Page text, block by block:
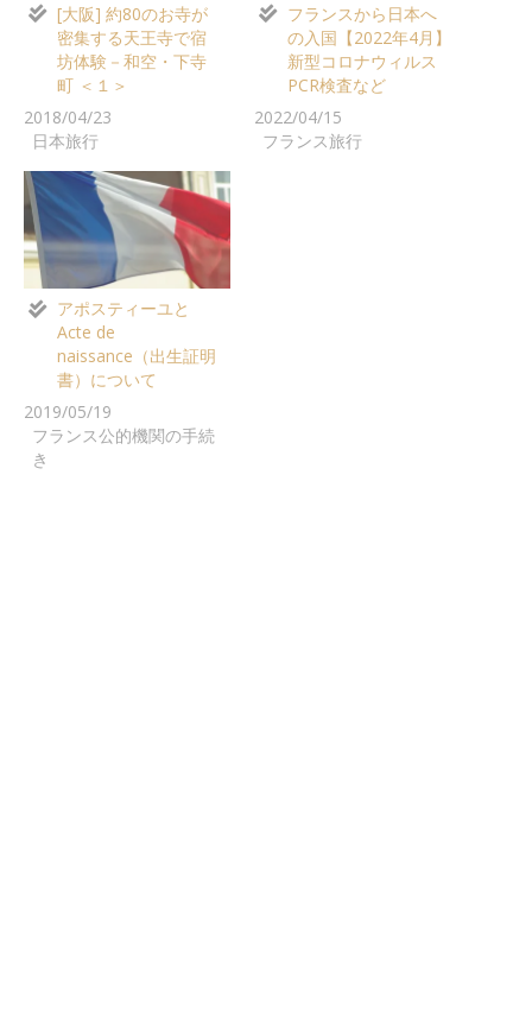
[大阪] 約80のお寺が
密集する天王寺で宿
坊体験－和空・下寺
町 ＜１＞
2018/04/23
日本旅行
フランスから日本へ
の入国【2022年4月】
新型コロナウィルス
PCR検査など
2022/04/15
フランス旅行
アポスティーユと
Acte de
naissance（出生証明
書）について
2019/05/19
フランス公的機関の手続
き